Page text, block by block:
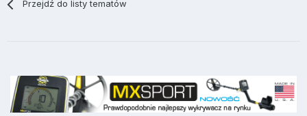
Przejdź do listy tematów